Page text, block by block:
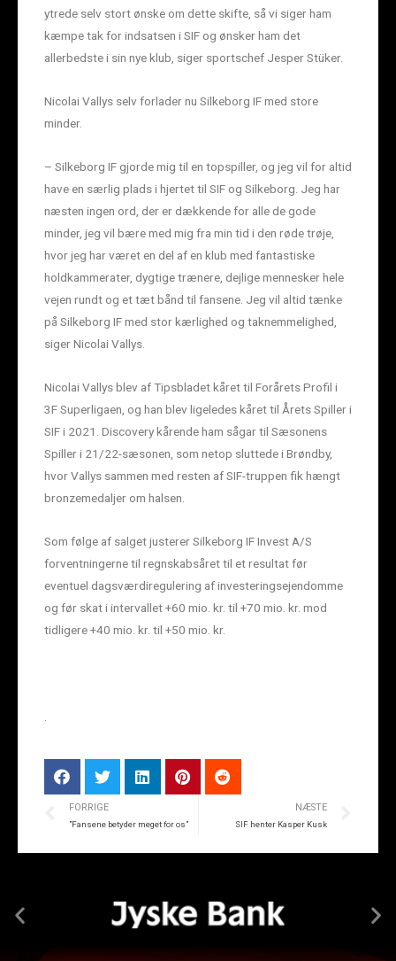
ytrede selv stort ønske om dette skifte, så vi siger ham
kæmpe tak for indsatsen i SIF og ønsker ham det
allerbedste i sin nye klub, siger sportschef Jesper Stüker.
Nicolai Vallys selv forlader nu Silkeborg IF med store
minder.
– Silkeborg IF gjorde mig til en topspiller, og jeg vil for altid
have en særlig plads i hjertet til SIF og Silkeborg. Jeg har
næsten ingen ord, der er dækkende for alle de gode
minder, jeg vil bære med mig fra min tid i den røde trøje,
hvor jeg har været en del af en klub med fantastiske
holdkammerater, dygtige trænere, dejlige mennesker hele
vejen rundt og et tæt bånd til fansene. Jeg vil altid tænke
på Silkeborg IF med stor kærlighed og taknemmelighed,
siger Nicolai Vallys.
Nicolai Vallys blev af Tipsbladet kåret til Forårets Profil i
3F Superligaen, og han blev ligeledes kåret til Årets Spiller i
SIF i 2021. Discovery kårende ham sågar til Sæsonens
Spiller i 21/22-sæsonen, som netop sluttede i Brøndby,
hvor Vallys sammen med resten af SIF-truppen fik hængt
bronzemedaljer om halsen.
Som følge af salget justerer Silkeborg IF Invest A/S
forventningerne til regnskabsåret til et resultat før
eventuel dagsværdiregulering af investeringsejendomme
og før skat i intervallet +60 mio. kr. til +70 mio. kr. mod
tidligere +40 mio. kr. til +50 mio. kr.
FORRIGE
”Fansene betyder meget for os”
NÆSTE
SIF henter Kasper Kusk